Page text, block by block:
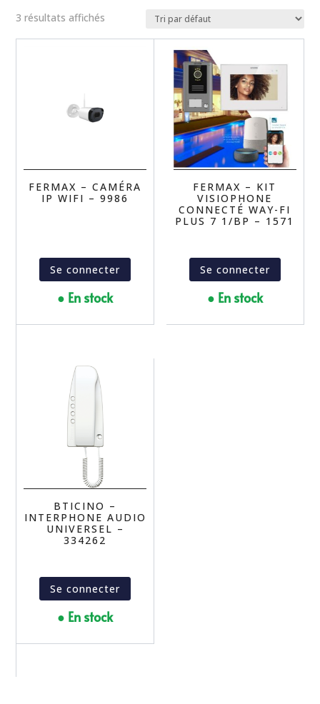
3 résultats affichés
FERMAX – CAMÉRA
IP WIFI – 9986
Se connecter
● En stock
FERMAX – KIT
VISIOPHONE
CONNECTÉ WAY-FI
PLUS 7 1/BP – 1571
Se connecter
● En stock
BTICINO –
INTERPHONE AUDIO
UNIVERSEL –
334262
Se connecter
● En stock